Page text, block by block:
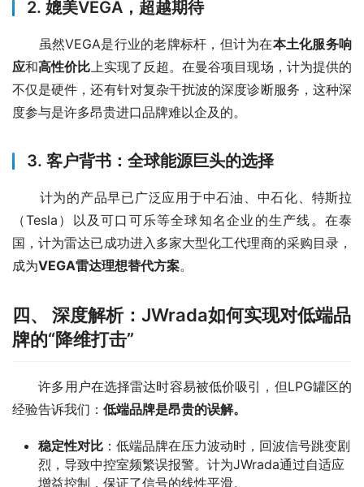
2. 媲美VEGA，超越期待
虽然VEGA是行业的老牌标杆，但计为在本土化服务响
应和高性价比上实现了反超。在曼谷项目现场，计为提供的
不仅是硬件，还有针对复杂干扰波的深度诊断服务，这种深
度参与是许多昂贵进口品牌难以企及的。
3. 客户背书：全球能源巨头的选择
计为的产品早已广泛应用于中石油、中石化、特斯拉
（Tesla）以及可口可乐等全球知名企业的生产线。在泰
国，计为雷达已成功进入多家大型化工代理商的采购目录，
成为VEGA雷达理想替代方案。
四、 深度解析：JWrada如何实现对低端品
牌的“降维打击”
许多用户在选择雷达时容易被低价吸引，但LPG罐区的
经验告诉我们： 低端品牌是昂贵的误解。
稳定性对比 ：低端品牌在压力波动时，回波信号跳变剧
烈，导致中控室频繁误报警。计为JWrada通过自适应
增益控制，保证了信号的线性平滑。